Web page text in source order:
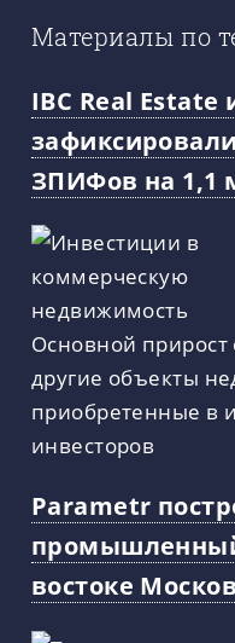
Материалы по
IBC Real
ЗПИФов на 1,1
Основной
другие объекты
приобретенные в
инвесторов
Parametr
востоке